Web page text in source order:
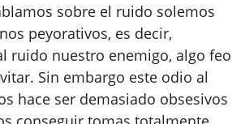
sobre el ruido solemos
peyorativos, es decir,
ruido nuestro enemigo, algo feo
Sin embargo este odio al
hace ser demasiado obsesivos